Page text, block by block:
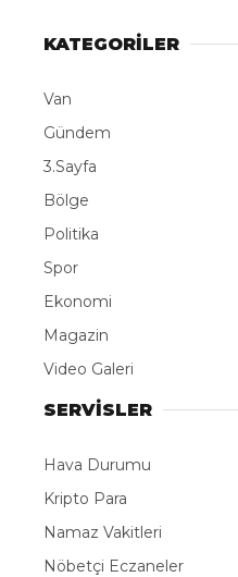
KATEGORİLER
Van
Gündem
3.Sayfa
Bölge
Politika
Spor
Ekonomi
Magazin
Video Galeri
SERVİSLER
Hava Durumu
Kripto Para
Namaz Vakitleri
Nöbetçi Eczaneler